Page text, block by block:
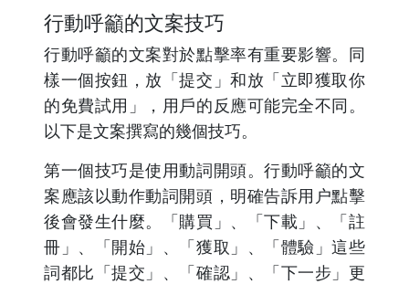
行動呼籲的文案技巧
行動呼籲的文案對於點擊率有重要影響。同
樣一個按鈕，放「提交」和放「立即獲取你
的免費試用」，用戶的反應可能完全不同。
以下是文案撰寫的幾個技巧。
第一個技巧是使用動詞開頭。行動呼籲的文
案應該以動作動詞開頭，明確告訴用户點擊
後會發生什麼。「購買」、「下載」、「註
冊」、「開始」、「獲取」、「體驗」這些
詞都比「提交」、「確認」、「下一步」更